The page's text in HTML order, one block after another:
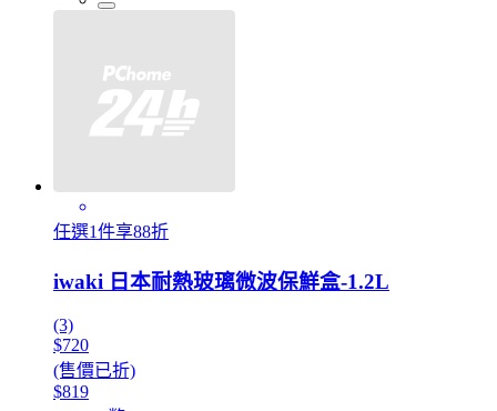
任選1件享88折
iwaki 日本耐熱玻璃微波保鮮盒-1.2L
(3)
$720
(售價已折)
$819